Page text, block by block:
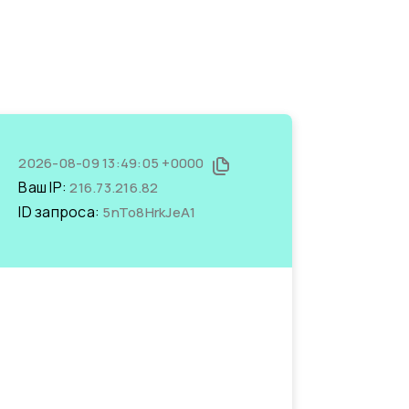
2026-08-09 13:49:05 +0000
Ваш IP:216.73.216.82
ID запроса: 5nTo8HrkJeA1